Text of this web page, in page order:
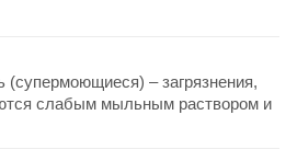
(супермоющиеся) – загрязнения,
слабым мыльным раствором и